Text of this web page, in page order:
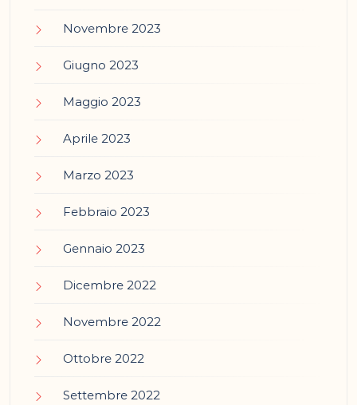
Novembre 2023
Giugno 2023
Maggio 2023
Aprile 2023
Marzo 2023
Febbraio 2023
Gennaio 2023
Dicembre 2022
Novembre 2022
Ottobre 2022
Settembre 2022